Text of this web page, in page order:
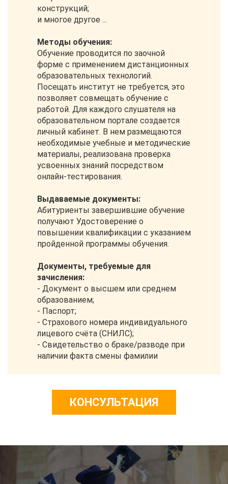
конструкций;
и многое другое ...
Методы обучения:
Обучение проводится по заочной
форме с применением дистанционных
образовательных технологий.
Посещать институт не требуется, это
позволяет совмещать обучение с
работой. Для каждого слушателя на
образовательном портале создается
личный кабинет. В нем размещаются
необходимые учебные и методические
материалы, реализована проверка
усвоенных знаний посредством
онлайн-тестирования.
Выдаваемые документы:
Абитуриенты завершившие обучение
получают Удостоверение о
повышении квалификации с указанием
пройденной программы обучения.
Документы, требуемые для
зачисления:
- Документ о высшем или среднем
образованием;
- Паспорт;
- Страхового номера индивидуального
лицевого счёта (СНИЛС);
- Свидетельство о браке/разводе при
наличии факта смены фамилии
КОНСУЛЬТАЦИЯ